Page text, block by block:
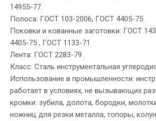
14955-77.
Полоса: ГОСТ 103-2006, ГОСТ 4405-75 .
Поковки и кованные заготовки: ГОСТ
4405-75 , ГОСТ 1133-71.
Лента: ГОСТ 2283-79 .
Класс: Сталь инструментальная
Использование в промышленности:
работает в условиях, не вызывающих
кромки: зубила, долота, бородки,
ножниц для резки металла, топоры,